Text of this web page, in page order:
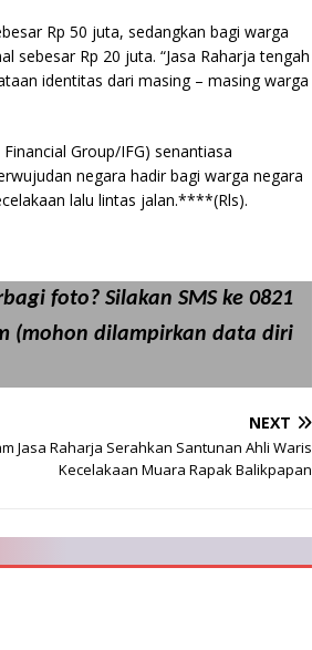
Rp 50 juta, sedangkan bagi warga
sebesar Rp 20 juta. “Jasa Raharja tengah
identitas dari masing – masing warga
Group/IFG) senantiasa
negara hadir bagi warga negara
lalu lintas jalan.****(Rls).
foto? Silakan SMS ke 0821
(mohon dilampirkan data diri
NEXT
Jasa Raharja Serahkan Santunan Ahli Waris
Kecelakaan Muara Rapak Balikpapan